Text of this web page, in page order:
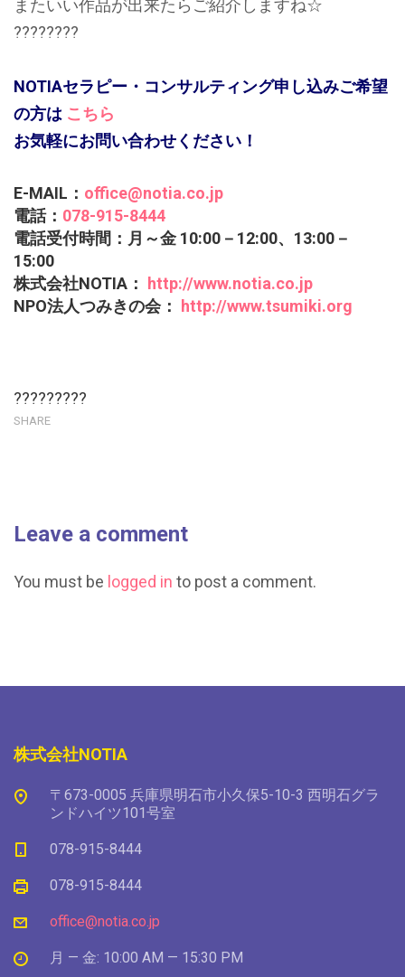
またいい作品が出来たらご紹介しますね☆
????????
NOTIAセラピー・コンサルティング申し込みご希望
の方は こちら
お気軽にお問い合わせください！
E-MAIL： office@notia.co.jp
電話： 078-915-8444
電話受付時間：月～金 10:00－12:00、13:00－
15:00
株式会社NOTIA：
http://www.notia.co.jp
NPO法人つみきの会：
http://www.tsumiki.org
?????????
SHARE
Leave a comment
You must be logged in to post a comment.
株式会社NOTIA
〒673-0005 兵庫県明石市小久保5-10-3 西明石グラ
ンドハイツ101号室
078-915-8444
078-915-8444
office@notia.co.jp
月 — 金: 10:00 AM — 15:30 PM